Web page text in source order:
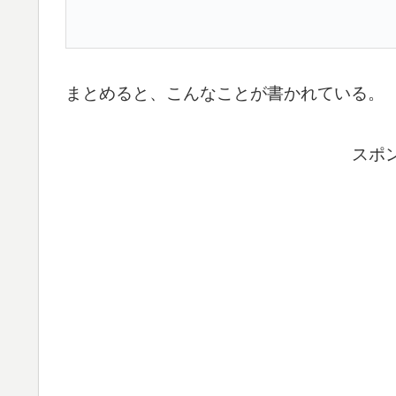
まとめると、こんなことが書かれている。
スポ